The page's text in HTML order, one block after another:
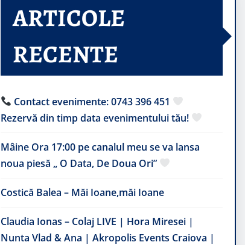
ARTICOLE
RECENTE
Contact evenimente: 0743 396 451
Rezervă din timp data evenimentului tău!
Mâine Ora 17:00 pe canalul meu se va lansa
noua piesă „ O Data, De Doua Ori”
Costică Balea – Măi Ioane,măi Ioane
Claudia Ionas – Colaj LIVE | Hora Miresei |
Nunta Vlad & Ana | Akropolis Events Craiova |